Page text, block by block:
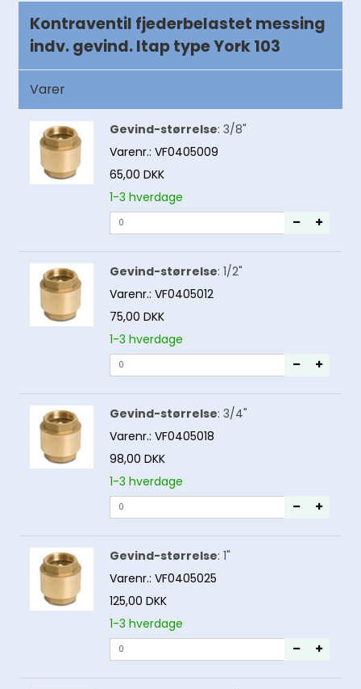
Kontraventil fjederbelastet messing
indv. gevind. Itap type York 103
Varer
Gevind-størrelse: 3/8"
Varenr.: VF0405009
65,00 DKK
1-3 hverdage
Gevind-størrelse: 1/2"
Varenr.: VF0405012
75,00 DKK
1-3 hverdage
Gevind-størrelse: 3/4"
Varenr.: VF0405018
98,00 DKK
1-3 hverdage
Gevind-størrelse: 1"
Varenr.: VF0405025
125,00 DKK
1-3 hverdage